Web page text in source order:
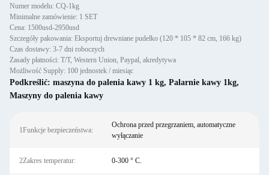
Numer modelu: CQ-1kg
Minimalne zamówienie: 1 SET
Cena: 1500usd-2950usd
Szczegóły pakowania: Eksportuj drewniane pudełko (120 * 105 * 82 cm, 166 kg)
Czas dostawy: 3-7 dni roboczych
Zasady płatności: T/T, Western Union, Paypal, akredytywa
Możliwość Supply: 100 jednostek / miesiąc
Podkreślić: maszyna do palenia kawy 1 kg, Palarnie kawy 1kg,
Maszyny do palenia kawy
1Funkcje bezpieczeństwa:
Ochrona przed przegrzaniem, automatyczne
wyłączanie
2Zakres temperatur: 0-300 ° C.